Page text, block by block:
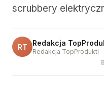
scrubbery
RT Redakcja
Redakcja TopProdukti